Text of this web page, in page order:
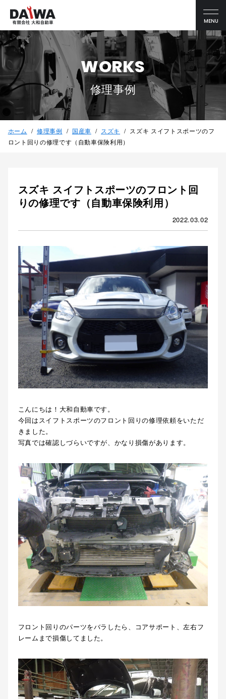
MENU
WORKS
修理事例
ホーム 修理事例 国産車 スズキ
スズキ スイフトスポーツのフ
ロント回りの修理です（自動車保険利用）
スズキ スイフトスポーツのフロント回
りの修理です（自動車保険利用）
2022.03.02
こんにちは！大和自動車です。
今回はスイフトスポーツのフロント回りの修理依頼をいただ
きました。
写真では確認しづらいですが、かなり損傷があります。
フロント回りのパーツをバラしたら、コアサポート、左右フ
レームまで損傷してました。